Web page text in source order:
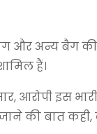
और अन्य बैग
हैं।
आरोपी इस
की बात